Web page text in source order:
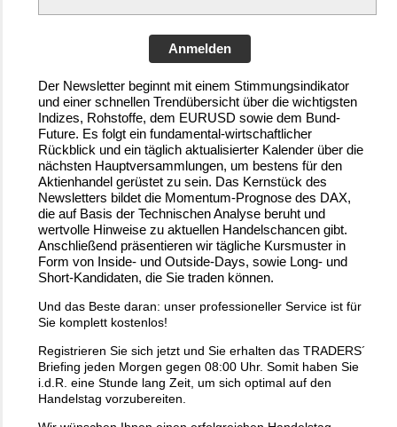
Anmelden
Der Newsletter beginnt mit einem Stimmungsindikator
und einer schnellen Trendübersicht über die wichtigsten
Indizes, Rohstoffe, dem EURUSD sowie dem Bund-
Future. Es folgt ein fundamental-wirtschaftlicher
Rückblick und ein täglich aktualisierter Kalender über die
nächsten Hauptversammlungen, um bestens für den
Aktienhandel gerüstet zu sein. Das Kernstück des
Newsletters bildet die Momentum-Prognose des DAX,
die auf Basis der Technischen Analyse beruht und
wertvolle Hinweise zu aktuellen Handelschancen gibt.
Anschließend präsentieren wir tägliche Kursmuster in
Form von Inside- und Outside-Days, sowie Long- und
Short-Kandidaten, die Sie traden können.
Und das Beste daran: unser professioneller Service ist für
Sie komplett kostenlos!
Registrieren Sie sich jetzt und Sie erhalten das TRADERS´
Briefing jeden Morgen gegen 08:00 Uhr. Somit haben Sie
i.d.R. eine Stunde lang Zeit, um sich optimal auf den
Handelstag vorzubereiten.